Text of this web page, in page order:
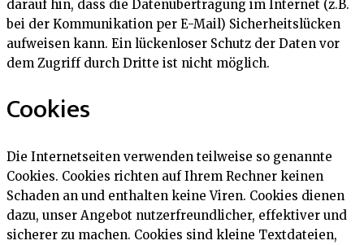
darauf hin, dass die Datenübertragung im Internet (z.B.
bei der Kommunikation per E-Mail) Sicherheitslücken
aufweisen kann. Ein lückenloser Schutz der Daten vor
dem Zugriff durch Dritte ist nicht möglich.
Cookies
Die Internetseiten verwenden teilweise so genannte
Cookies. Cookies richten auf Ihrem Rechner keinen
Schaden an und enthalten keine Viren. Cookies dienen
dazu, unser Angebot nutzerfreundlicher, effektiver und
sicherer zu machen. Cookies sind kleine Textdateien,